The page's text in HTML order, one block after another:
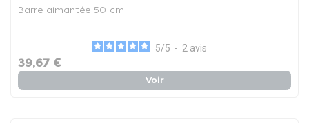
Barre aimantée 50 cm
5/5 - 2 avis
39,67 €
Voir